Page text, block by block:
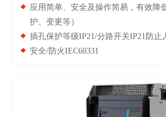
应用简单、安全及操作简易，有效降
护、变更等）
插孔保护等级IP21/分路开关IP21防止
安全/防火IEC60331